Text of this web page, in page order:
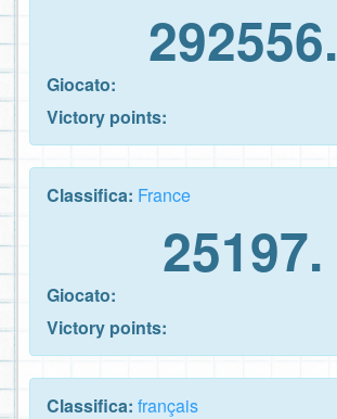
292556.
Giocato:
Victory points:
Classifica: France
25197.
Giocato:
Victory points:
Classifica: français